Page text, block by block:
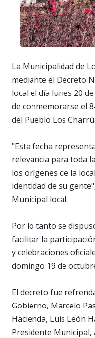
La Municipalidad de
mediante el Decreto
local el día lunes 20
de conmemorarse el
del Pueblo Los
"Esta fecha
relevancia para toda
los orígenes de la
identidad de su
Municipal local.
Por lo tanto se
facilitar la
y celebraciones
domingo 19 de
El decreto fue
Gobierno, Marcelo
Hacienda, Luis León
Presidente